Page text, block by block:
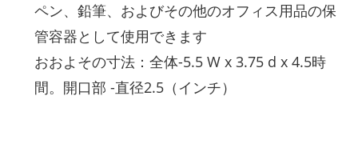
ペン、鉛筆、およびその他のオフィス用品の保
管容器として使用できます
おおよその寸法：全体-5.5 W x 3.75 d x 4.5時
間。開口部 -直径2.5（インチ）